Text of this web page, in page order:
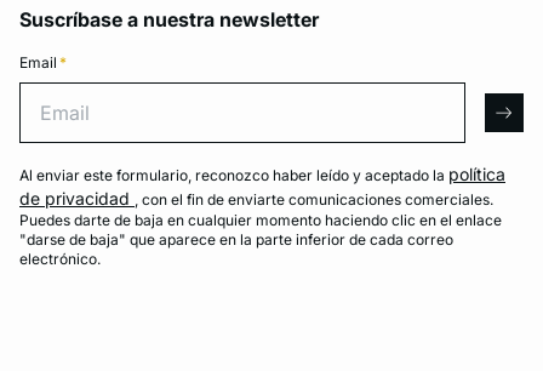
Suscríbase a nuestra newsletter
Email *
Al enviar este formulario, reconozco haber leído y aceptado la política
de privacidad , con el fin de enviarte comunicaciones comerciales.
Puedes darte de baja en cualquier momento haciendo clic en el enlace
"darse de baja" que aparece en la parte inferior de cada correo
electrónico.